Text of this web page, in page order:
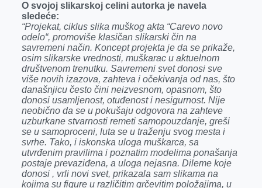
O svojoj slikarskoj celini autorka je navela
sledeće:
“Projekat, ciklus slika muškog akta “Carevo novo
odelo“, promoviše klasičan slikarski čin na
savremeni način. Koncept projekta je da se prikaže,
osim slikarske vrednosti, muškarac u aktuelnom
društvenom trenutku. Savremeni svet donosi sve
više novih izazova, zahteva i očekivanja od nas, što
današnjicu često čini neizvesnom, opasnom, što
donosi usamljenost, otuđenost i nesigurnost. Nije
neobično da se u pokušaju odgovora na zahteve
uzburkane stvarnosti remeti samopouzdanje, greši
se u samoproceni, luta se u traženju svog mesta i
svrhe. Tako, i iskonska uloga muškarca, sa
utvrđenim pravilima i poznatim modelima ponašanja
postaje prevaziđena, a uloga nejasna. Dileme koje
donosi , vrli novi svet, prikazala sam slikama na
kojima su figure u različitim grčevitim položajima, u